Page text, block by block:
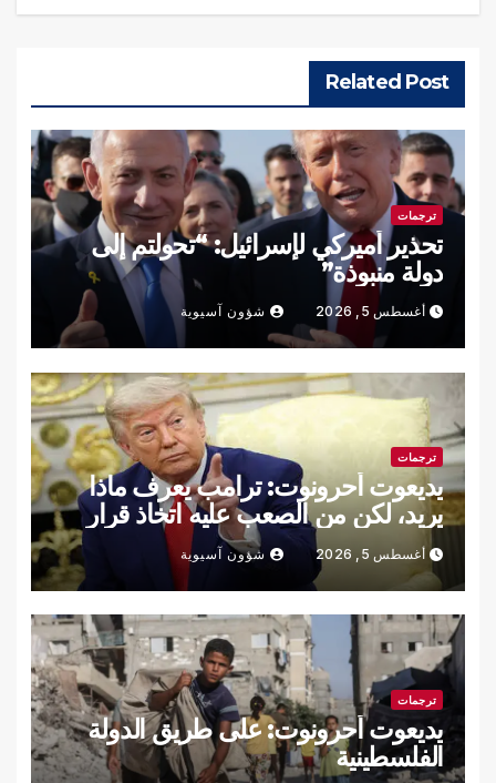
Related Post
ترجمات
تحذير أميركي لإسرائيل: “تحولتم إلى
دولة منبوذة”
أغسطس 5, 2026 شؤون آسيوية
ترجمات
يديعوت أحرونوت: ترامب يعرف ماذا
يريد، لكن من الصعب عليه اتخاذ قرار
أغسطس 5, 2026 شؤون آسيوية
ترجمات
يديعوت أحرونوت: على طريق الدولة
الفلسطينية